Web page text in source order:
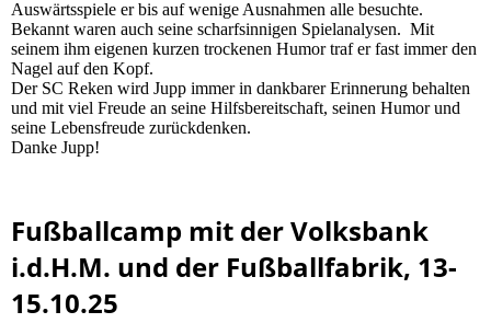
Auswärtsspiele er bis auf wenige Ausnahmen alle besuchte.
Bekannt waren auch seine scharfsinnigen Spielanalysen. Mit
seinem ihm eigenen kurzen trockenen Humor traf er fast immer den
Nagel auf den Kopf.
Der SC Reken wird Jupp immer in dankbarer Erinnerung behalten
und mit viel Freude an seine Hilfsbereitschaft, seinen Humor und
seine Lebensfreude zurückdenken.
Danke Jupp!
Fußballcamp mit der Volksbank
i.d.H.M. und der Fußballfabrik, 13-
15.10.25